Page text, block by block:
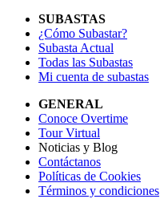
SUBASTAS
¿Cómo Subastar?
Subasta Actual
Todas las Subastas
Mi cuenta de subastas
GENERAL
Conoce Overtime
Tour Virtual
Noticias y Blog
Contáctanos
Políticas de Cookies
Términos y condiciones